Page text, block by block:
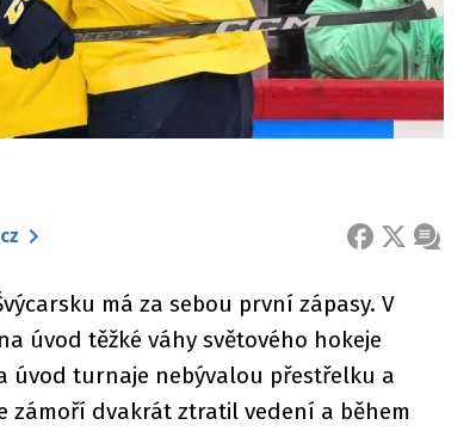
FACEBOOK
X ZPRÁVA
má za sebou první zápasy. V
úvod těžké váhy světového hokeje
úvod turnaje nebývalou přestřelku a
zámoří dvakrát ztratil vedení a během